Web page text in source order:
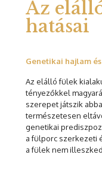
Az
hatásai
Genetikai hajlam
Az elálló fülek
tényezőkkel
szerepet játszik
természetesen
genetikai
a fülporc szerkezeti
a fülek nem